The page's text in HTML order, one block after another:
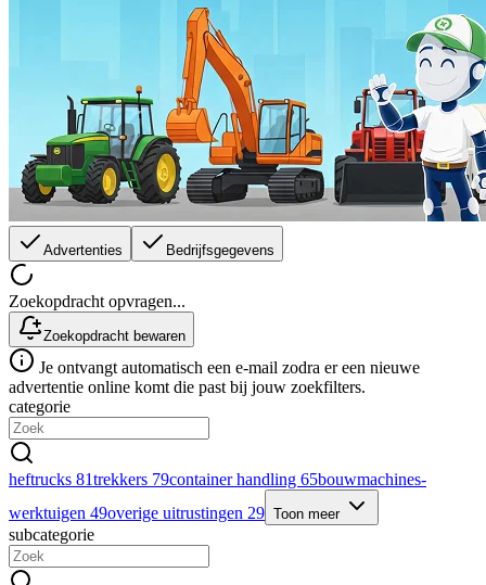
Advertenties Bedrijfsgegevens
Zoekopdracht opvragen...
Zoekopdracht bewaren
Je ontvangt automatisch een e-mail zodra er een nieuwe
advertentie online komt die past bij jouw zoekfilters.
categorie
heftrucks 81trekkers 79container handling 65bouwmachines-
werktuigen 49overige uitrustingen 29 Toon meer
subcategorie